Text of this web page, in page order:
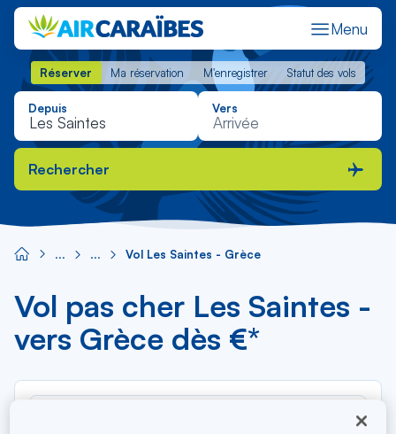
Menu
Réserver Ma réservation M'enregistrer Statut des vols
Réserver Ma réservation M'enregistrer Statut des vols
Depuis Vers
Rechercher
Vol Les Saintes - Grèce
Vol pas cher Les Saintes -
vers Grèce dès €*